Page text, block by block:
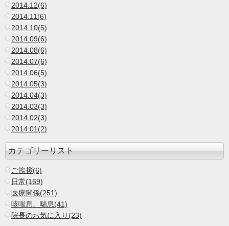
2014.12(6)
2014.11(6)
2014.10(5)
2014.09(6)
2014.08(6)
2014.07(6)
2014.06(5)
2014.05(3)
2014.04(3)
2014.03(3)
2014.02(3)
2014.01(2)
カテゴリーリスト
ご挨拶(6)
日常(169)
医療関係(251)
咳喘息、喘息(41)
院長のお気に入り(23)